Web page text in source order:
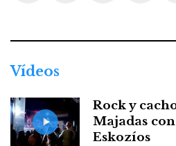
Vídeos
Rock y
Majadas
Eskozíos